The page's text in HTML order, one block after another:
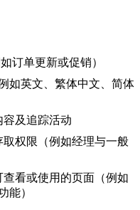
订单更新或促销）
如英文、繁体中文、简体
及追踪活动
取权限（例如经理与一般
看或使用的页面（例如
能）